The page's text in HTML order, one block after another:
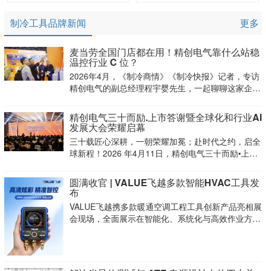
制冷工具品牌新闻 更多
麦当劳全国门店都在用！精创电气靠什么站稳
温控行业 C 位？
2026年4月，《制冷商情》《制冷快报》记者，专访
精创电气的副总经理程宇婴先生，一起聊聊这家企业
理，走出不一样的路子。
精创电气三十而励.上市答谢暨全球化和行业AI
发展大会荣耀启幕
三十载匠心深耕，一朝荣耀加冕；赴时代之约，启全
球新程！2026 年4月11日，精创电气三十而励•上市
盛大启幕。各界领导、行业领袖、全球合作伙伴、高
校专家、金融投资机构齐
圆满收官 | VALUE飞越多款智能HVAC工具发
布
VALUE飞越携多款暖通空调工程工具创新产品亮相展
会现场，全面展示在智能化、系统化与高效作业方向